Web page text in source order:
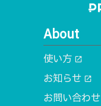
About
使い方 open_in_new
お知らせ open_in_new
お問い合わせ